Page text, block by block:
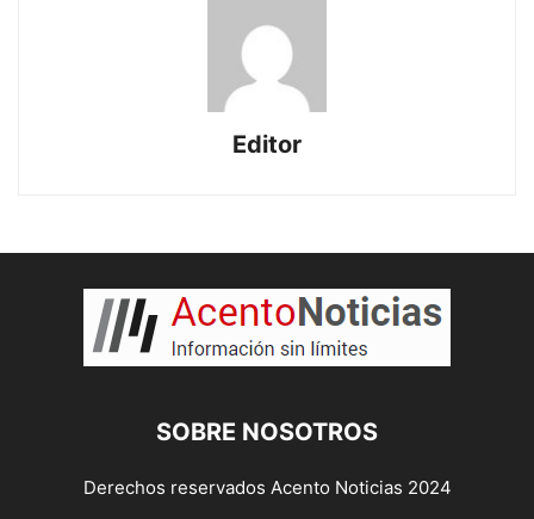
Editor
SOBRE NOSOTROS
Derechos reservados Acento Noticias 2024